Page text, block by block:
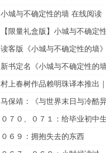
小城与不确定性的墙 在线阅读
读客版《小城与不确定性的墙
新书定名《小城与不确定性的墙
０７０、０７１：给毕业初中
０６９：拥抱失去的东西